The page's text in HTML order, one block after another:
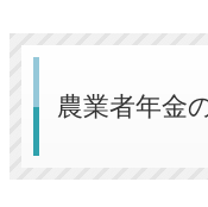
農業者年金